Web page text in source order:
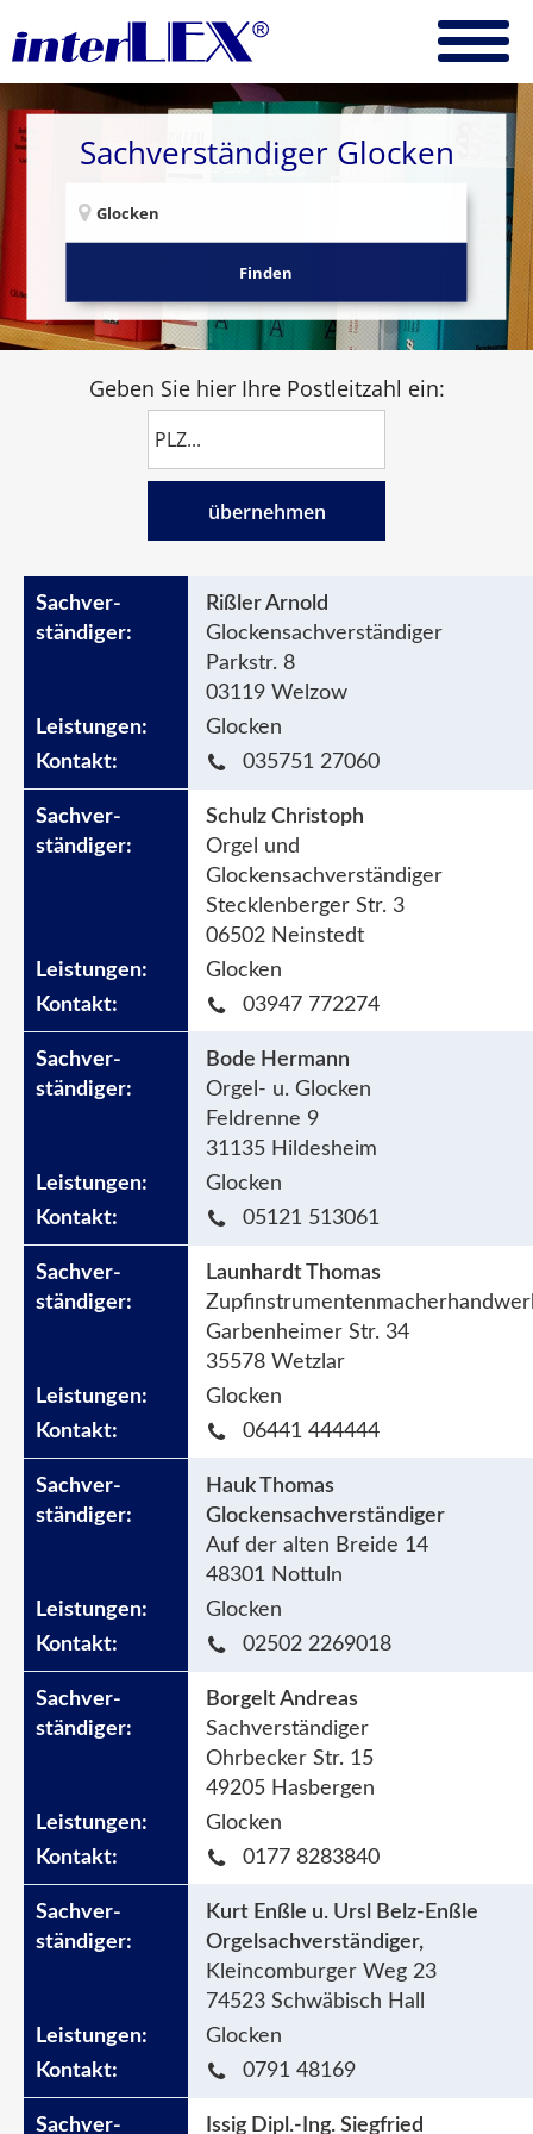
Sachverständiger Glocken
Finden
Geben Sie hier Ihre Postleitzahl ein:
übernehmen
Rißler Arnold
Glockensachverständiger
Parkstr. 8
03119 Welzow
Glocken
035751 27060
Schulz Christoph
Orgel und
Glockensachverständiger
Stecklenberger Str. 3
06502 Neinstedt
Glocken
03947 772274
Bode Hermann
Orgel- u. Glocken
Feldrenne 9
31135 Hildesheim
Glocken
05121 513061
Launhardt Thomas
Garbenheimer Str. 34
35578 Wetzlar
Glocken
06441 444444
Hauk Thomas
Glockensachverständiger
Auf der alten Breide 14
48301 Nottuln
Glocken
02502 2269018
Borgelt Andreas
Sachverständiger
Ohrbecker Str. 15
49205 Hasbergen
Glocken
0177 8283840
Kurt Enßle u. Ursl Belz-Enßle
Orgelsachverständiger,
Kleincomburger Weg 23
74523 Schwäbisch Hall
Glocken
0791 48169
Issig Dipl.-Ing. Siegfried